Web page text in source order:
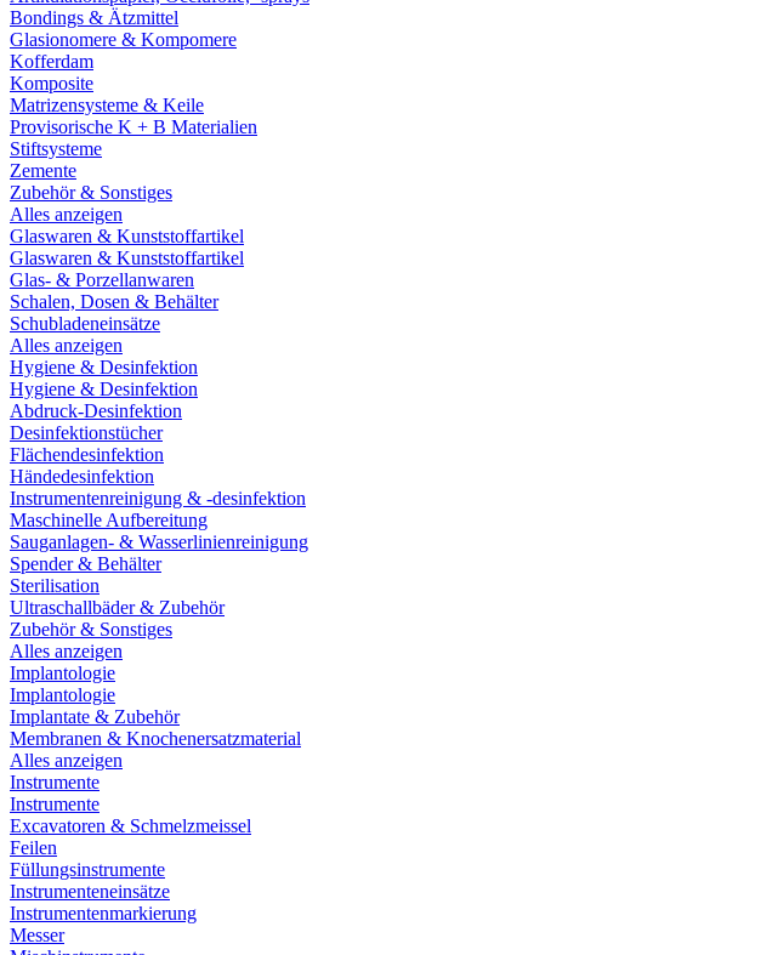
Bondings & Ätzmittel
Glasionomere & Kompomere
Kofferdam
Komposite
Matrizensysteme & Keile
Provisorische K + B Materialien
Stiftsysteme
Zemente
Zubehör & Sonstiges
Alles anzeigen
Glaswaren & Kunststoffartikel
Glaswaren & Kunststoffartikel
Glas- & Porzellanwaren
Schalen, Dosen & Behälter
Schubladeneinsätze
Alles anzeigen
Hygiene & Desinfektion
Hygiene & Desinfektion
Abdruck-Desinfektion
Desinfektionstücher
Flächendesinfektion
Händedesinfektion
Instrumentenreinigung & -desinfektion
Maschinelle Aufbereitung
Sauganlagen- & Wasserlinienreinigung
Spender & Behälter
Sterilisation
Ultraschallbäder & Zubehör
Zubehör & Sonstiges
Alles anzeigen
Implantologie
Implantologie
Implantate & Zubehör
Membranen & Knochenersatzmaterial
Alles anzeigen
Instrumente
Instrumente
Excavatoren & Schmelzmeissel
Feilen
Füllungsinstrumente
Instrumenteneinsätze
Instrumentenmarkierung
Messer